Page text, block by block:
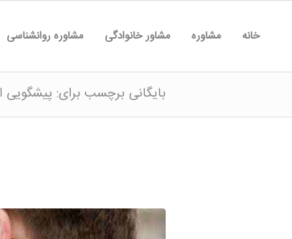
خانه مشاوره مشاور خانوادگی مشاوره روانشناسی
بایگانی برچسب برای: پیشگویی